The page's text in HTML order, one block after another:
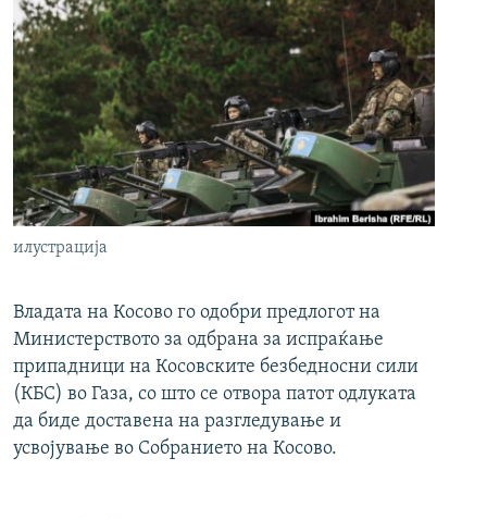
илустрација
Владата на Косово го одобри предлогот на
Министерството за одбрана за испраќање
припадници на Косовските безбедносни сили
(КБС) во Газа, со што се отвора патот одлуката
да биде доставена на разгледување и
усвојување во Собранието на Косово.